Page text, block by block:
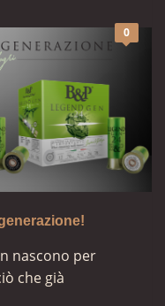
0
nascono per
che già